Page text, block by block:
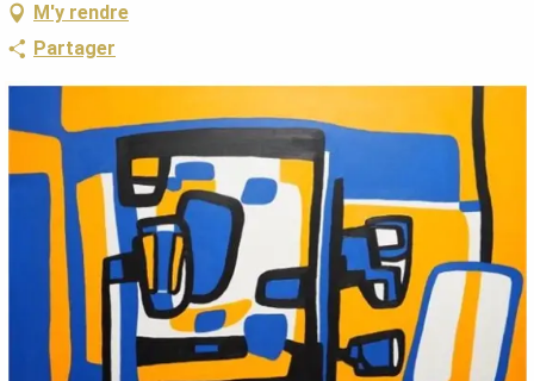
M'y rendre
Partager